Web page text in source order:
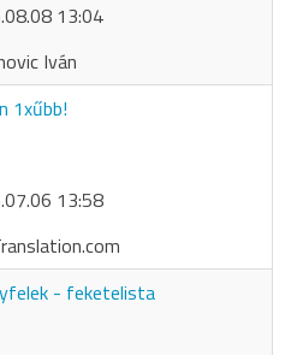
13:04
Iván
1xűbb!
13:58
- feketelista